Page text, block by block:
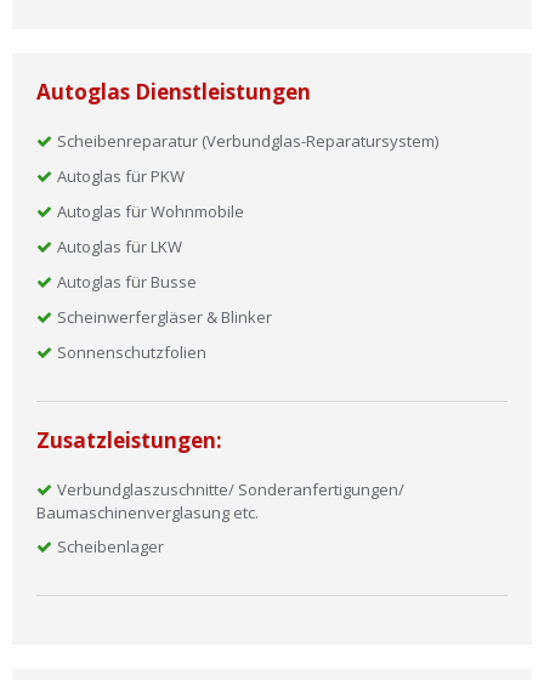
Autoglas Dienstleistungen
Scheibenreparatur (Verbundglas-Reparatursystem)
Autoglas für PKW
Autoglas für Wohnmobile
Autoglas für LKW
Autoglas für Busse
Scheinwerfergläser & Blinker
Sonnenschutzfolien
Zusatzleistungen:
Verbundglaszuschnitte/ Sonderanfertigungen/
Baumaschinenverglasung etc.
Scheibenlager